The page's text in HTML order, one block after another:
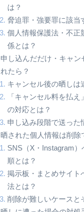
は？
脅迫罪・強要罪に該当
個人情報保護法・不正
係とは？
申し込んだだけ・キャン
れたら？
キャンセル後の晒しは
「キャンセル料を払
の対応とは？
申し込み段階で送った
晒された個人情報は削除
SNS（X・Instagram
順とは？
掲示板・まとめサイト
法とは？
削除が難しいケースと